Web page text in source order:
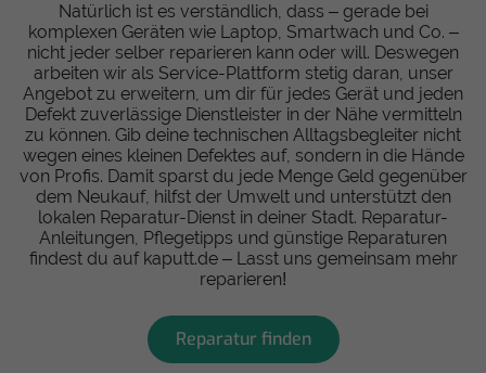
Natürlich ist es verständlich, dass – gerade bei
komplexen Geräten wie Laptop, Smartwach und Co. –
nicht jeder selber reparieren kann oder will. Deswegen
arbeiten wir als Service-Plattform stetig daran, unser
Angebot zu erweitern, um dir für jedes Gerät und jeden
Defekt zuverlässige Dienstleister in der Nähe vermitteln
zu können. Gib deine technischen Alltagsbegleiter nicht
wegen eines kleinen Defektes auf, sondern in die Hände
von Profis. Damit sparst du jede Menge Geld gegenüber
dem Neukauf, hilfst der Umwelt und unterstützt den
lokalen Reparatur-Dienst in deiner Stadt. Reparatur-
Anleitungen, Pflegetipps und günstige Reparaturen
findest du auf kaputt.de – Lasst uns gemeinsam mehr
reparieren!
Reparatur finden